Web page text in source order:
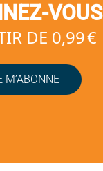
VOUS
DE 0,99 €
M’ABONNE